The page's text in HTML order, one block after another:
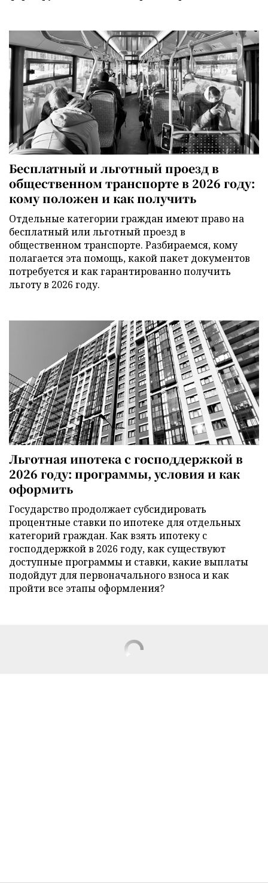
Бесплатный и льготный проезд в
общественном транспорте в 2026 году:
кому положен и как получить
Отдельные категории граждан имеют право на
бесплатный или льготный проезд в
общественном транспорте. Разбираемся, кому
полагается эта помощь, какой пакет документов
потребуется и как гарантированно получить
льготу в 2026 году.
Льготная ипотека с господдержкой в
2026 году: программы, условия и как
оформить
Государство продолжает субсидировать
процентные ставки по ипотеке для отдельных
категорий граждан. Как взять ипотеку с
господдержкой в 2026 году, как существуют
доступные программы и ставки, какие выплаты
подойдут для первоначального взноса и как
пройти все этапы оформления?